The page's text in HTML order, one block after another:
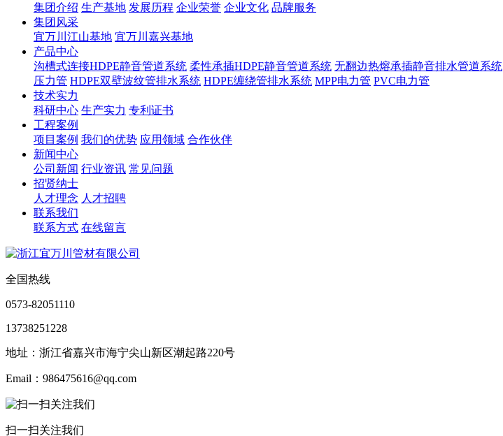
集团介绍 生产基地 发展历程 企业荣誉 企业文化 品牌服务
集团风采
宜万川江山基地 宜万川嘉兴基地
产品中心
沟槽式连接HDPE静音管道系统 柔性承插HDPE静音管道系统 无翻边热熔承插静音排水管道系统
压力管 HDPE双壁波纹管排水系统 HDPE缠绕管排水系统 MPP电力管 PVC电力管
技术实力
科研中心 生产实力 专利证书
工程案例
项目案例 我们的优势 应用领域 合作伙伴
新闻中心
公司新闻 行业资讯 常见问题
招贤纳士
人才理念 人才招聘
联系我们
联系方式 在线留言
全国热线
0573-82051110
13738251228
地址：浙江省嘉兴市海宁尖山新区潮起路220号
Email：986475616@qq.com
扫一扫关注我们